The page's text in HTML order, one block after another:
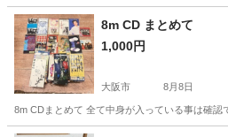
8m CD まとめて
1,000円
大阪市 8月8日
8m CDまとめて 全て中身が入っている事は確